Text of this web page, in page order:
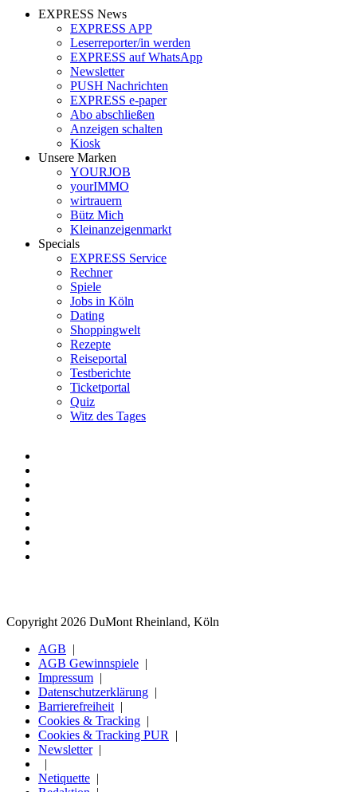
EXPRESS News
EXPRESS APP
Leserreporter/in werden
EXPRESS auf WhatsApp
Newsletter
PUSH Nachrichten
EXPRESS e-paper
Abo abschließen
Anzeigen schalten
Kiosk
Unsere Marken
YOURJOB
yourIMMO
wirtrauern
Bütz Mich
Kleinanzeigenmarkt
Specials
EXPRESS Service
Rechner
Spiele
Jobs in Köln
Dating
Shoppingwelt
Rezepte
Reiseportal
Testberichte
Ticketportal
Quiz
Witz des Tages
Copyright 2026 DuMont Rheinland, Köln
AGB
AGB Gewinnspiele
Impressum
Datenschutzerklärung
Barrierefreiheit
Cookies & Tracking
Cookies & Tracking PUR
Newsletter
Netiquette